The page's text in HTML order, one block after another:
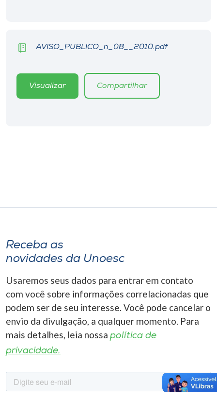
AVISO_PUBLICO_n_08__2010.pdf
Visualizar Compartilhar
Receba as
novidades da Unoesc
Usaremos seus dados para entrar em contato
com você sobre informações correlacionadas que
podem ser de seu interesse. Você pode cancelar o
envio da divulgação, a qualquer momento. Para
mais detalhes, leia nossa política de
privacidade.